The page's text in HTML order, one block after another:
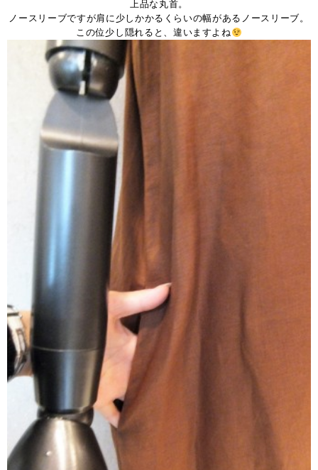
上品な丸首。
ノースリーブですが肩に少しかかるくらいの幅があるノースリーブ。
この位少し隠れると、違いますよね